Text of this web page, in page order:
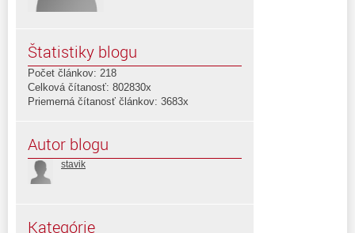
Štatistiky blogu
Počet článkov: 218
Celková čítanosť: 802830x
Priemerná čítanosť článkov: 3683x
Autor blogu
stavik
Kategórie